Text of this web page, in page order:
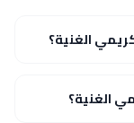
الغنية؟
الغنية؟